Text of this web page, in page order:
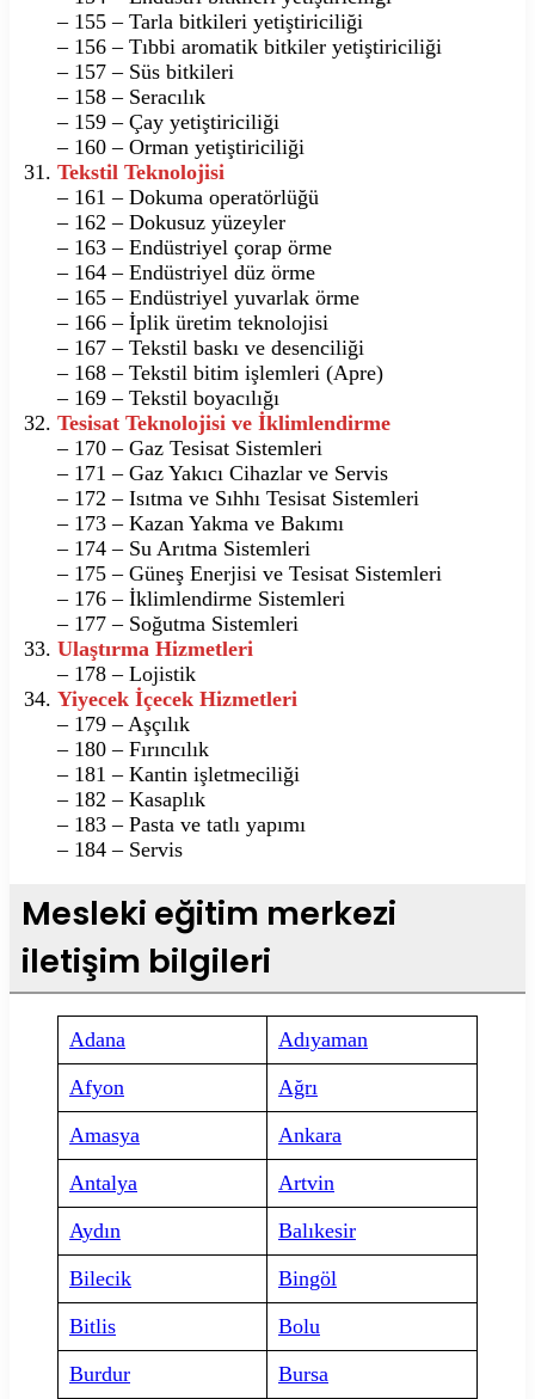
– 155 – Tarla bitkileri yetiştiriciliği
– 156 – Tıbbi aromatik bitkiler yetiştiriciliği
– 157 – Süs bitkileri
– 158 – Seracılık
– 159 – Çay yetiştiriciliği
– 160 – Orman yetiştiriciliği
Tekstil Teknolojisi
– 161 – Dokuma operatörlüğü
– 162 – Dokusuz yüzeyler
– 163 – Endüstriyel çorap örme
– 164 – Endüstriyel düz örme
– 165 – Endüstriyel yuvarlak örme
– 166 – İplik üretim teknolojisi
– 167 – Tekstil baskı ve desenciliği
– 168 – Tekstil bitim işlemleri (Apre)
– 169 – Tekstil boyacılığı
Tesisat Teknolojisi ve İklimlendirme
– 170 – Gaz Tesisat Sistemleri
– 171 – Gaz Yakıcı Cihazlar ve Servis
– 172 – Isıtma ve Sıhhı Tesisat Sistemleri
– 173 – Kazan Yakma ve Bakımı
– 174 – Su Arıtma Sistemleri
– 175 – Güneş Enerjisi ve Tesisat Sistemleri
– 176 – İklimlendirme Sistemleri
– 177 – Soğutma Sistemleri
Ulaştırma Hizmetleri
– 178 – Lojistik
Yiyecek İçecek Hizmetleri
– 179 – Aşçılık
– 180 – Fırıncılık
– 181 – Kantin işletmeciliği
– 182 – Kasaplık
– 183 – Pasta ve tatlı yapımı
– 184 – Servis
Mesleki eğitim merkezi
iletişim bilgileri
Adana
Adıyaman
Afyon
Ağrı
Amasya
Ankara
Antalya
Artvin
Aydın
Balıkesir
Bilecik
Bingöl
Bitlis
Bolu
Burdur
Bursa